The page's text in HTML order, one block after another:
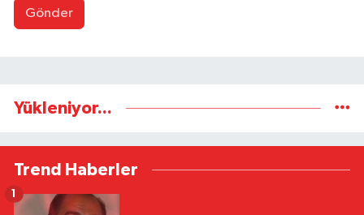
Gönder
Yükleniyor...
Trend Haberler
1